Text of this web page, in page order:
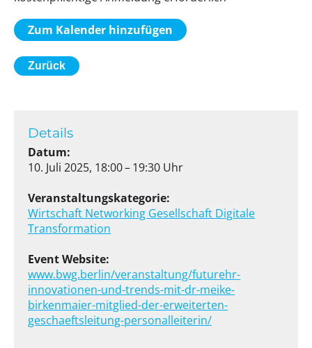
Details
Datum:
10. Juli 2025, 18:00 – 19:30 Uhr
Veranstaltungskategorie:
Wirtschaft Networking Gesellschaft Digitale
Transformation
Event Website:
www.bwg.berlin/veranstaltung/futurehr-
innovationen-und-trends-mit-dr-meike-
birkenmaier-mitglied-der-erweiterten-
geschaeftsleitung-personalleiterin/
Zum Kalender hinzufügen
Zurück